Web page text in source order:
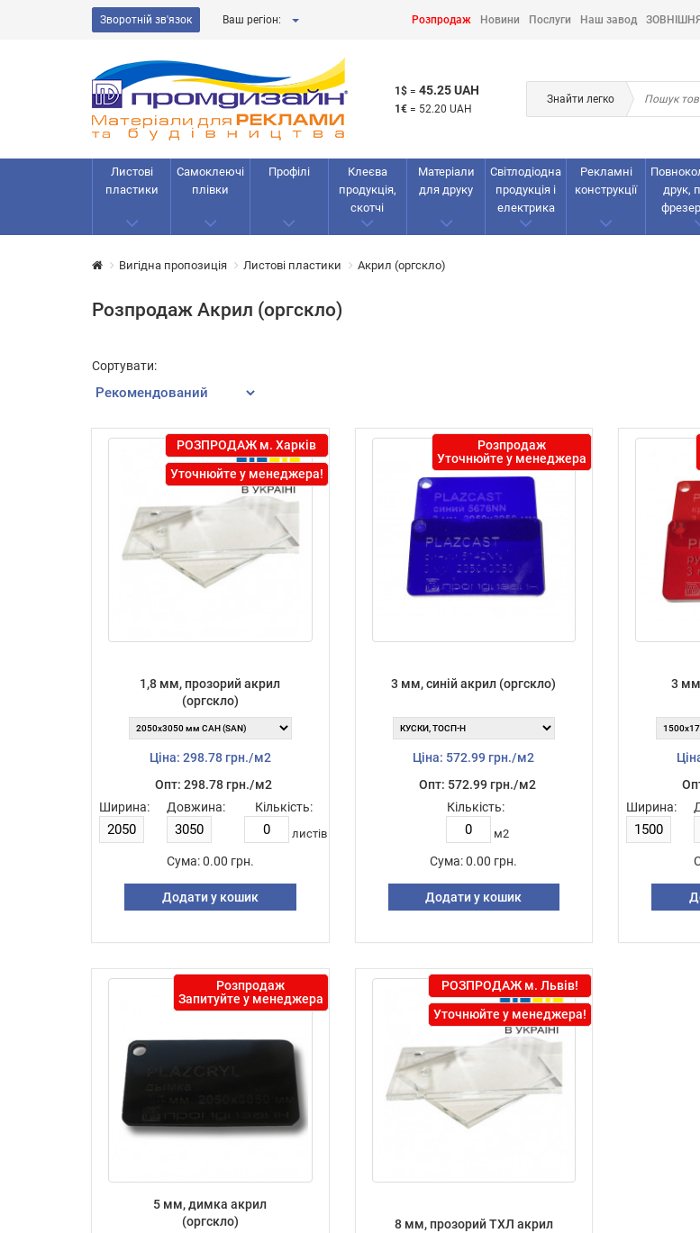
Зворотній зв'язок Ваш регіон: Розпродаж Новини Послуги Наш завод
1$ = 45.25 UAH
1€ = 52.20 UAH
Знайти легко
Листові
пластики
Самоклеючі
плівки
Профілі
Клеєва
продукція,
скотчі
Матеріали
для друку
Світлодіодна
продукція і
електрика
Рекламнi
конструкції
друк,
Вигідна пропозиція Листові пластики Акрил (оргскло)
Розпродаж Акрил (оргскло)
Сортувати:
РОЗПРОДАЖ м. Харків
Уточнюйте у менеджера!
1,8 мм, прозорий акрил
(оргскло)
Ціна: 298.78 грн./м2
Опт: 298.78 грн./м2
Ширина:
Довжина: Кількість:
листiв
Сума: 0.00 грн.
Додати у кошик
Розпродаж
Уточнюйте у менеджера
3 мм, синій акрил (оргскло)
Ціна: 572.99 грн./м2
Опт: 572.99 грн./м2
Кількість:
м2
Сума: 0.00 грн.
Додати у кошик
3
Ширина:
Розпродаж
Запитуйте у менеджера
5 мм, димка акрил
(оргскло)
РОЗПРОДАЖ м. Львів!
Уточнюйте у менеджера!
8 мм, прозорий ТХЛ акрил